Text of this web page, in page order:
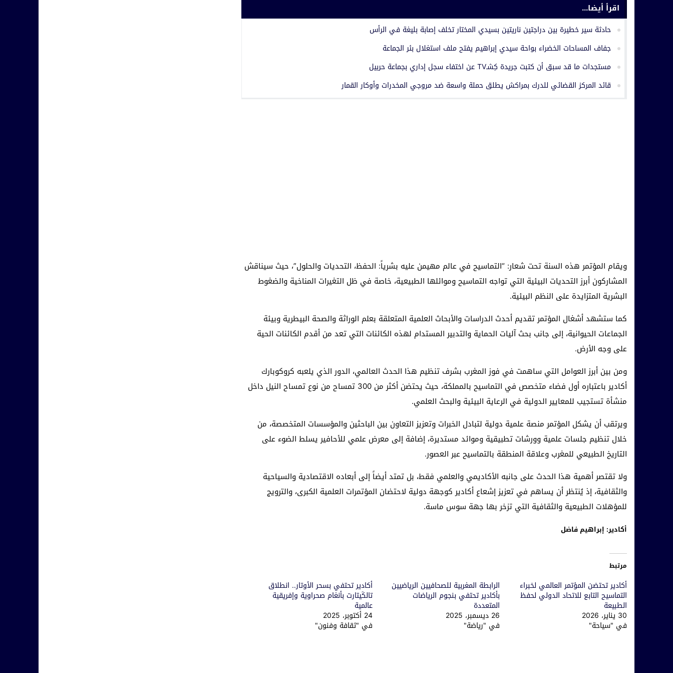
اقرأ أيضا...
حادثة سير خطيرة بين دراجتين ناريتين بسيدي المختار تخلف إصابة بليغة في الرأس
جفاف المساحات الخضراء بواحة سيدي إبراهيم يفتح ملف استغلال بئر الجماعة
مستجدات ما قد سبق أن كتبت جريدة كِشـTV عن اختفاء سجل إداري بجماعة حربيل
قائد المركز القضائي للدرك بمراكش يطلق حملة واسعة ضد مروجي المخدرات وأوكار القمار
ويقام المؤتمر هذه السنة تحت شعار: “التماسيح في عالم مهيمن عليه بشرياً: الحفظ، التحديات والحلول”، حيث سيناقش
المشاركون أبرز التحديات البيئية التي تواجه التماسيح وموائلها الطبيعية، خاصة في ظل التغيرات المناخية والضغوط
البشرية المتزايدة على النظم البيئية.
كما ستشهد أشغال المؤتمر تقديم أحدث الدراسات والأبحاث العلمية المتعلقة بعلم الوراثة والصحة البيطرية وبيئة
الجماعات الحيوانية، إلى جانب بحث آليات الحماية والتدبير المستدام لهذه الكائنات التي تعد من أقدم الكائنات الحية
على وجه الأرض.
ومن بين أبرز العوامل التي ساهمت في فوز المغرب بشرف تنظيم هذا الحدث العالمي، الدور الذي يلعبه كروكوبارك
أكادير باعتباره أول فضاء متخصص في التماسيح بالمملكة، حيث يحتضن أكثر من 300 تمساح من نوع تمساح النيل داخل
منشأة تستجيب للمعايير الدولية في الرعاية البيئية والبحث العلمي.
ويرتقب أن يشكل المؤتمر منصة علمية دولية لتبادل الخبرات وتعزيز التعاون بين الباحثين والمؤسسات المتخصصة، من
خلال تنظيم جلسات علمية وورشات تطبيقية وموائد مستديرة، إضافة إلى معرض علمي للأحافير يسلط الضوء على
التاريخ الطبيعي للمغرب وعلاقة المنطقة بالتماسيح عبر العصور.
ولا تقتصر أهمية هذا الحدث على جانبه الأكاديمي والعلمي فقط، بل تمتد أيضاً إلى أبعاده الاقتصادية والسياحية
والثقافية، إذ يُنتظر أن يساهم في تعزيز إشعاع أكادير كوجهة دولية لاحتضان المؤتمرات العلمية الكبرى، والترويج
للمؤهلات الطبيعية والثقافية التي تزخر بها جهة سوس ماسة.
أكادير: إبراهيم فاضل
مرتبط
أكادير تحتضن المؤتمر العالمي لخبراء
التماسيح التابع للاتحاد الدولي لحفظ
الطبيعة
30 يناير، 2026
في "سياحة"
الرابطة المغربية للصحافيين الرياضيين
بأكادير تحتفي بنجوم الرياضات
المتعددة
26 ديسمبر، 2025
في "رياضة"
أكادير تحتفي بسحر الأوتار.. انطلاق
تالكَيتارت بأنغام صحراوية وإفريقية
عالمية
24 أكتوبر، 2025
في "ثقافة وفنون"